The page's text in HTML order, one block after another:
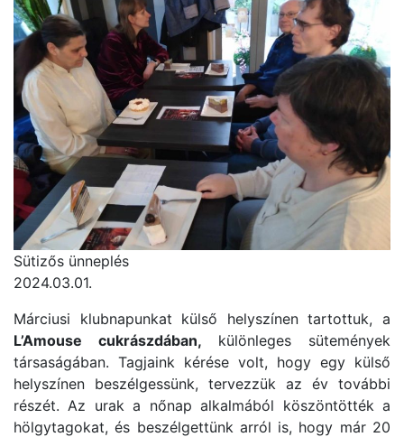
Sütizős ünneplés
2024.03.01.
Márciusi klubnapunkat külső helyszínen tartottuk, a
L’Amouse cukrászdában, különleges sütemények
társaságában. Tagjaink kérése volt, hogy egy külső
helyszínen beszélgessünk, tervezzük az év további
részét. Az urak a nőnap alkalmából köszöntötték a
hölgytagokat, és beszélgettünk arról is, hogy már 20